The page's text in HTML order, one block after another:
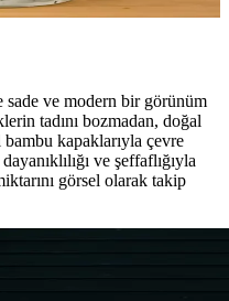
sade ve modern bir görünüm
tadını bozmadan, doğal
bambu kapaklarıyla çevre
ve şeffaflığıyla
görsel olarak takip